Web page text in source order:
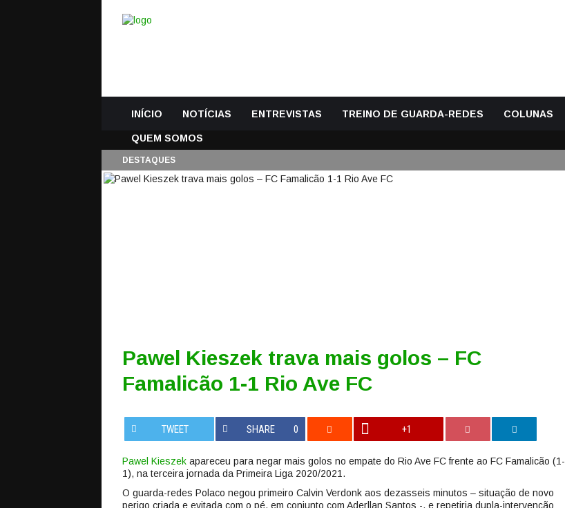
INÍCIO NOTÍCIAS ENTREVISTAS TREINO DE GUARDA-REDES COLUNAS
QUEM SOMOS
DESTAQUES
Pawel Kieszek trava mais golos – FC
Famalicão 1-1 Rio Ave FC
TWEET SHARE 0 +1
Pawel Kieszek apareceu para negar mais golos no empate do Rio Ave FC frente ao FC Famalicão (1-
1), na terceira jornada da Primeira Liga 2020/2021.
O guarda-redes Polaco negou primeiro Calvin Verdonk aos dezasseis minutos – situação de novo
perigo criada e evitada com o pé, em conjunto com Aderllan Santos -, e repetiria dupla-intervenção